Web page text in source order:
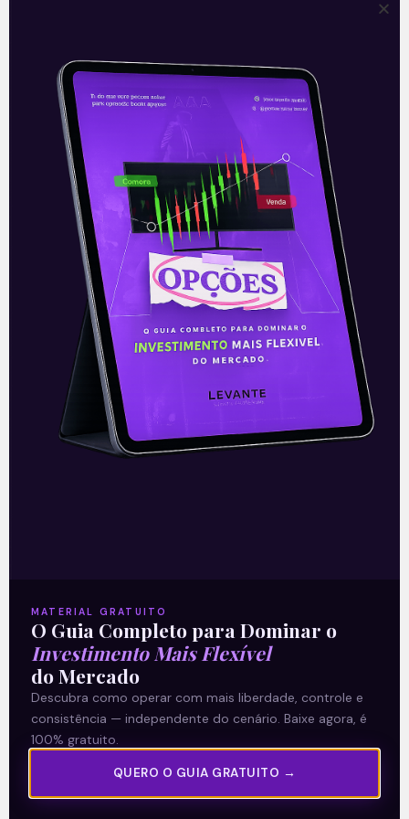
Weg investe em
transformadores de energia
A Weg (WEGE3) comunicou ao mercado
nesta terça-feira (14) que assinou
contrato para a aquisição de 100% do
capital da Balteau Produtos Elétricos,
empresa de
Leia mais
15/09/2021
Sobre nós
Termos e Condições
Política de Privacidade
Explore
E Eu Com Isso?
MATERIAL GRATUITO
O Guia Completo para Dominar o
Investimento Mais Flexível
do Mercado
Descubra como operar com mais liberdade, controle e
consistência — independente do cenário. Baixe agora, é
100% gratuito.
QUERO O GUIA GRATUITO →